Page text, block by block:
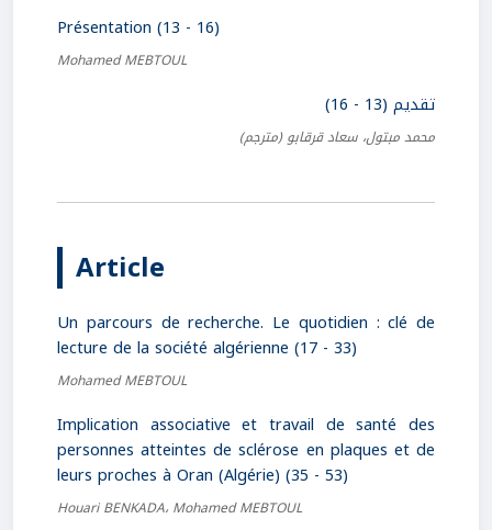
Présentation (13 - 16)
Mohamed MEBTOUL
تقديم (13 - 16)
محمد مبتول، سعاد قرقابو(مترجم)
Article
Un parcours de recherche. Le quotidien : clé de
lecture de la société algérienne (17 - 33)
Mohamed MEBTOUL
Implication associative et travail de santé des
personnes atteintes de sclérose en plaques et de
leurs proches à Oran (Algérie) (35 - 53)
Houari BENKADA، Mohamed MEBTOUL